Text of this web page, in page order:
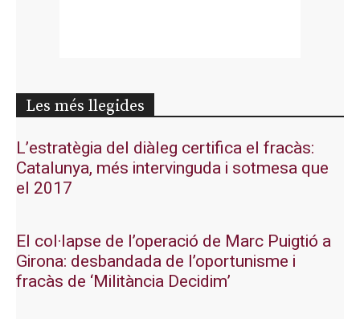
Les més llegides
L’estratègia del diàleg certifica el fracàs:
Catalunya, més intervinguda i sotmesa que
el 2017
El col·lapse de l’operació de Marc Puigtió a
Girona: desbandada de l’oportunisme i
fracàs de ‘Militància Decidim’